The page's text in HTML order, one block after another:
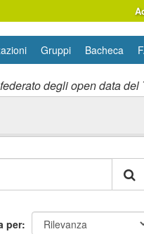
degli open data del
Gruppi Bacheca
per